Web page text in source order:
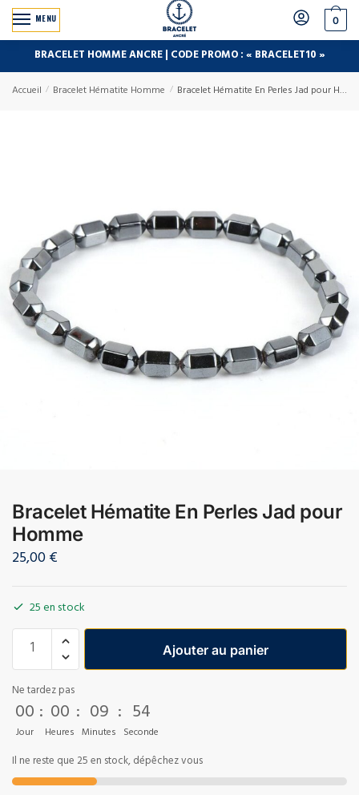
MENU 0
BRACELET HOMME ANCRE | CODE PROMO : « BRACELET10 »
Accueil / Bracelet Hématite Homme / Bracelet Hématite En Perles Jad pour Homme
Bracelet Hématite En Perles Jad pour
Homme
25,00€
25 en stock
Ajouter au panier
Ne tardez pas
00
Jour
: 00
Heures
: 09
Minutes
: 54
Seconde
Il ne reste que 25 en stock, dépêchez vous